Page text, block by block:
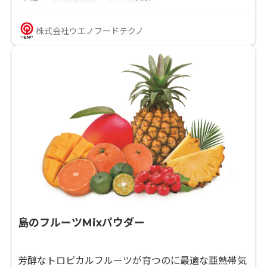
★食品の日持ち向上にお悩みがありましたら、お気軽
にお問い合わせください★
株式会社ウエノフードテクノ
島のフルーツMixパウダー
芳醇なトロピカルフルーツが育つのに最適な亜熱帯気